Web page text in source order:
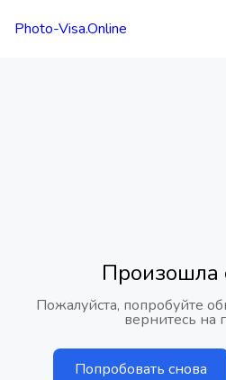
Photo-Visa.Online
Произошла
Пожалуйста, попробуйте
вернитесь на
Попробовать снова